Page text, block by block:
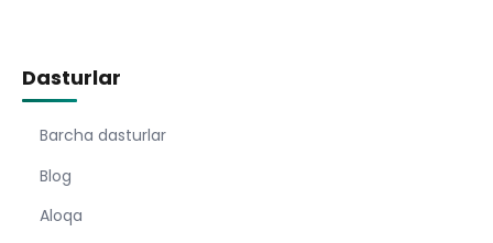
Dasturlar
Barcha dasturlar
Blog
Aloqa